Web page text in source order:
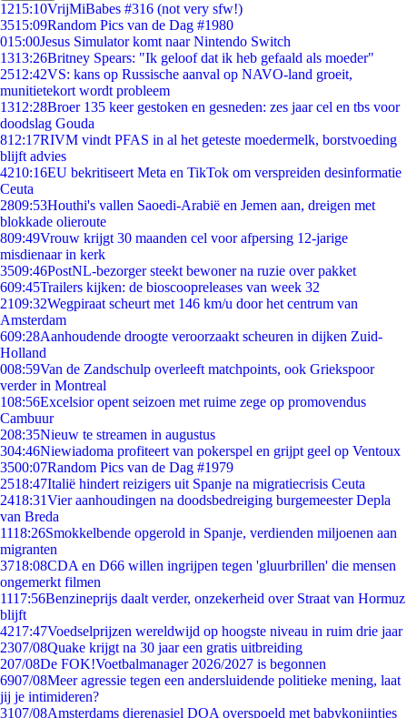
1215:10VrijMiBabes #316 (not very sfw!)
3515:09Random Pics van de Dag #1980
015:00Jesus Simulator komt naar Nintendo Switch
1313:26Britney Spears: "Ik geloof dat ik heb gefaald als moeder"
2512:42VS: kans op Russische aanval op NAVO-land groeit,
munitietekort wordt probleem
1312:28Broer 135 keer gestoken en gesneden: zes jaar cel en tbs voor
doodslag Gouda
812:17RIVM vindt PFAS in al het geteste moedermelk, borstvoeding
blijft advies
4210:16EU bekritiseert Meta en TikTok om verspreiden desinformatie
Ceuta
2809:53Houthi's vallen Saoedi-Arabië en Jemen aan, dreigen met
blokkade olieroute
809:49Vrouw krijgt 30 maanden cel voor afpersing 12-jarige
misdienaar in kerk
3509:46PostNL-bezorger steekt bewoner na ruzie over pakket
609:45Trailers kijken: de bioscoopreleases van week 32
2109:32Wegpiraat scheurt met 146 km/u door het centrum van
Amsterdam
609:28Aanhoudende droogte veroorzaakt scheuren in dijken Zuid-
Holland
008:59Van de Zandschulp overleeft matchpoints, ook Griekspoor
verder in Montreal
108:56Excelsior opent seizoen met ruime zege op promovendus
Cambuur
208:35Nieuw te streamen in augustus
304:46Niewiadoma profiteert van pokerspel en grijpt geel op Ventoux
3500:07Random Pics van de Dag #1979
2518:47Italië hindert reizigers uit Spanje na migratiecrisis Ceuta
2418:31Vier aanhoudingen na doodsbedreiging burgemeester Depla
van Breda
1118:26Smokkelbende opgerold in Spanje, verdienden miljoenen aan
migranten
3718:08CDA en D66 willen ingrijpen tegen 'gluurbrillen' die mensen
ongemerkt filmen
1117:56Benzineprijs daalt verder, onzekerheid over Straat van Hormuz
blijft
4217:47Voedselprijzen wereldwijd op hoogste niveau in ruim drie jaar
2307/08Quake krijgt na 30 jaar een gratis uitbreiding
207/08De FOK!Voetbalmanager 2026/2027 is begonnen
6907/08Meer agressie tegen een andersluidende politieke mening, laat
jij je intimideren?
3107/08Amsterdams dierenasiel DOA overspoeld met babykonijntjes